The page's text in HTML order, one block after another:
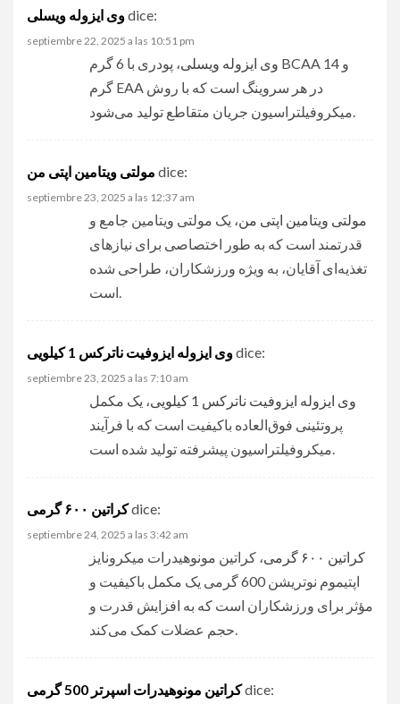
وی ایزوله ویسلیdice:
septiembre 22, 2025 a las 10:51 pm
وی ایزوله ویسلی
، پودری با 6 گرم BCAA و 14
گرم EAA در هر سروینگ است که با روش
میکروفیلتراسیون جریان متقاطع تولید می‌شود.
مولتی ویتامین اپتی من dice:
septiembre 23, 2025 a las 12:37 am
مولتی ویتامین اپتی من، یک مولتی ویتامین جامع و
قدرتمند است که به طور اختصاصی برای نیازهای
تغذیه‌ای آقایان، به ویژه ورزشکاران، طراحی شده
است.
وی ایزوله ایزوفیت ناترکس 1 کیلوییdice:
septiembre 23, 2025 a las 7:10 am
وی ایزوله ایزوفیت ناترکس 1 کیلویی
، یک مکمل
پروتئینی فوق‌العاده باکیفیت است که با فرآیند
میکروفیلتراسیون پیشرفته تولید شده است.
کراتین ۶۰۰ گرمیdice:
septiembre 24, 2025 a las 3:42 am
کراتین ۶۰۰ گرمی
، کراتین مونوهیدرات میکرونایز
اپتیموم نوتریشن 600 گرمی یک مکمل باکیفیت و
مؤثر برای ورزشکاران است که به افزایش قدرت و
حجم عضلات کمک می‌کند.
کراتین مونوهیدرات اسپرتر 500 گرمیdice: